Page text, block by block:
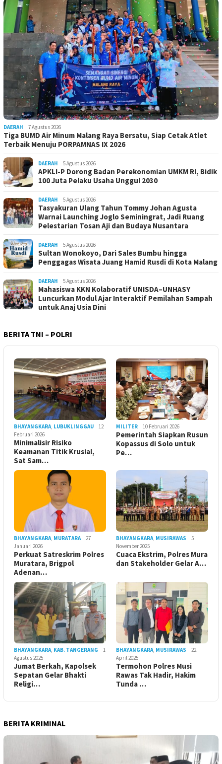
DAERAH 7 Agustus 2026
Tiga BUMD Air Minum Malang Raya Bersatu, Siap Cetak Atlet
Terbaik Menuju PORPAMNAS IX 2026
DAERAH 5 Agustus 2026
APKLI-P Dorong Badan Perekonomian UMKM RI, Bidik
100 Juta Pelaku Usaha Unggul 2030
DAERAH 5 Agustus 2026
Tasyakuran Ulang Tahun Tommy Johan Agusta
Warnai Launching Joglo Seminingrat, Jadi Ruang
Pelestarian Tosan Aji dan Budaya Nusantara
DAERAH 5 Agustus 2026
Sultan Wonokoyo, Dari Sales Bumbu hingga
Penggagas Wisata Juang Hamid Rusdi di Kota Malang
DAERAH 5 Agustus 2026
Mahasiswa KKN Kolaboratif UNISDA–UNHASY
Luncurkan Modul Ajar Interaktif Pemilahan Sampah
untuk Anaj Usia Dini
BERITA TNI – POLRI
BHAYANGKARA, LUBUKLINGGAU
12
Februari 2026
Minimalisir Risiko
Keamanan Titik Krusial,
Sat Sam…
MILITER 10 Februari 2026
Pemerintah Siapkan Rusun
Kopassus di Solo untuk
Pe…
BHAYANGKARA, MURATARA
27
Januari 2026
Perkuat Satreskrim Polres
Muratara, Brigpol
Adenan…
BHAYANGKARA, MUSIRAWAS
5
November 2025
Cuaca Ekstrim, Polres Mura
dan Stakeholder Gelar A…
BHAYANGKARA, KAB. TANGERANG
1
Agustus 2025
Jumat Berkah, Kapolsek
Sepatan Gelar Bhakti
Religi…
BHAYANGKARA, MUSIRAWAS
22
April 2025
Termohon Polres Musi
Rawas Tak Hadir, Hakim
Tunda …
BERITA KRIMINAL